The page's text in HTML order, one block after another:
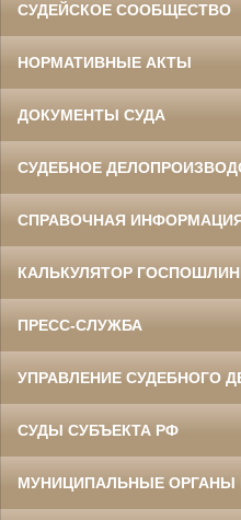
СУДЕЙСКОЕ СООБЩЕСТВО
НОРМАТИВНЫЕ АКТЫ
ДОКУМЕНТЫ СУДА
СУДЕБНОЕ
СПРАВОЧНАЯ
КАЛЬКУЛЯТОР
ПРЕСС-СЛУЖБА
УПРАВЛЕНИЕ СУДЕБНОГО
СУДЫ СУБЪЕКТА РФ
МУНИЦИПАЛЬНЫЕ ОРГАНЫ